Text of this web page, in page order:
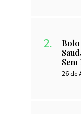
26 de